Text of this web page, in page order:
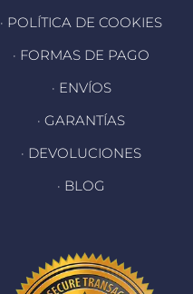
· POLÍTICA DE COOKIES
· FORMAS DE PAGO
· ENVÍOS
· GARANTÍAS
· DEVOLUCIONES
· BLOG